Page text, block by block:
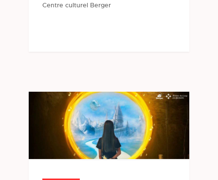
Centre culturel Berger